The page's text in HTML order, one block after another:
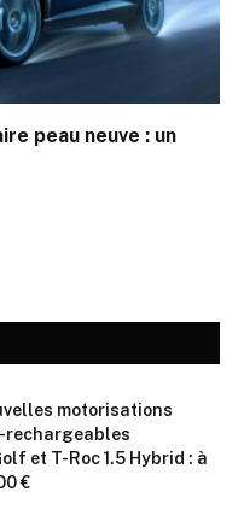
peau neuve : un
motorisations
rechargeables
et T-Roc 1.5 Hybrid : à
€